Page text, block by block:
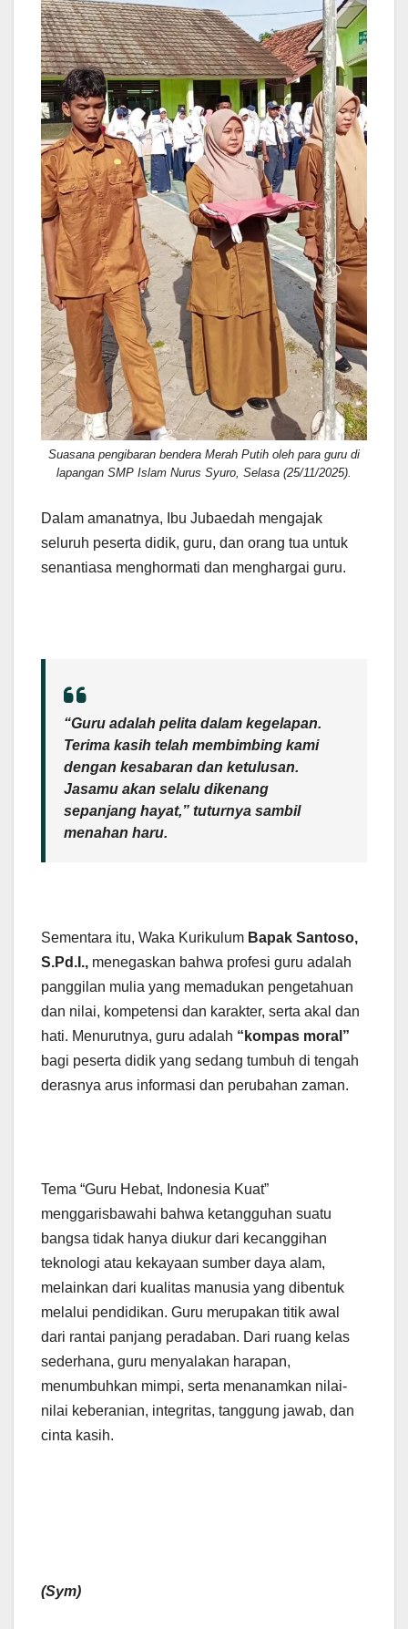
Suasana pengibaran bendera Merah Putih oleh para guru di
lapangan SMP Islam Nurus Syuro, Selasa (25/11/2025).
Dalam amanatnya, Ibu Jubaedah mengajak
seluruh peserta didik, guru, dan orang tua untuk
senantiasa menghormati dan menghargai guru.
“Guru adalah pelita dalam kegelapan.
Terima kasih telah membimbing kami
dengan kesabaran dan ketulusan.
Jasamu akan selalu dikenang
sepanjang hayat,” tuturnya sambil
menahan haru.
Sementara itu, Waka Kurikulum Bapak Santoso,
S.Pd.I., menegaskan bahwa profesi guru adalah
panggilan mulia yang memadukan pengetahuan
dan nilai, kompetensi dan karakter, serta akal dan
hati. Menurutnya, guru adalah “kompas moral”
bagi peserta didik yang sedang tumbuh di tengah
derasnya arus informasi dan perubahan zaman.
Tema “Guru Hebat, Indonesia Kuat”
menggarisbawahi bahwa ketangguhan suatu
bangsa tidak hanya diukur dari kecanggihan
teknologi atau kekayaan sumber daya alam,
melainkan dari kualitas manusia yang dibentuk
melalui pendidikan. Guru merupakan titik awal
dari rantai panjang peradaban. Dari ruang kelas
sederhana, guru menyalakan harapan,
menumbuhkan mimpi, serta menanamkan nilai-
nilai keberanian, integritas, tanggung jawab, dan
cinta kasih.
(Sym)